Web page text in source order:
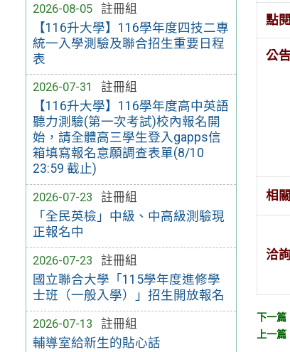
2026-08-05
註冊組
【116升大學】116學年度四技二專
統一入學測驗及聯合招生重要日程
表
2026-07-31
註冊組
【116升大學】116學年度高中英語
聽力測驗(第一次考試)校內報名開
始，請全體高三學生登入gapps信
箱填寫報名意願調查表單(8/10
23:59 截止)
2026-07-23
註冊組
「全民英檢」中級、中高級測驗現
正報名中
2026-07-23
註冊組
國立聯合大學「115學年度進修學
士班（一般入學）」招生開放報名
2026-07-13
註冊組
輔導室給新生的貼心話
點
公
相
洽